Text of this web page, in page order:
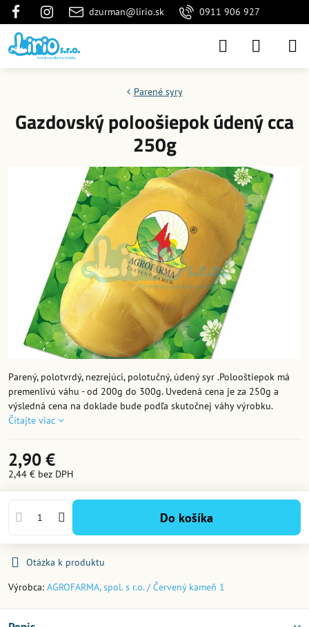
dzurman@lirio.sk 0911 906 927
Parené syry
Gazdovský poloošiepok údený cca
250g
Parený, polotvrdý, nezrejúci, polotučný, údený syr .Polooštiepok má
premenlivú váhu - od 200g do 300g. Uvedená cena je za 250g a
výsledná cena na doklade bude podľa skutočnej váhy výrobku.
Čítajte viac
2,90 €
2,44 € bez DPH
Do košíka
Otázka k produktu
Výrobca: AGROFARMA, spol. s r.o. / Červený kameň 1